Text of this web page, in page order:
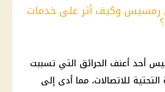
رمسيس وكيف أثر على خدمات
أحد أعنف الحرائق التي تسببت
للاتصالات، مما أدى إلى